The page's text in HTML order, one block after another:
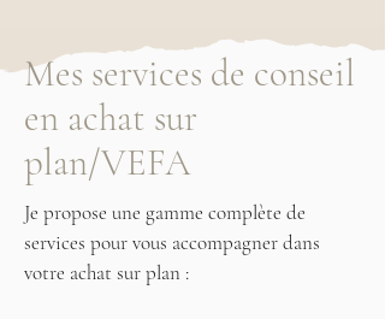
Mes services de conseil
en achat sur
plan/VEFA
Je propose une gamme complète de
services pour vous accompagner dans
votre achat sur plan :